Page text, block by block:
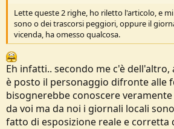
Lette queste 2 righe, ho riletto l'articolo, e
sono o dei trascorsi peggiori, oppure il
vicenda, ha omesso qualcosa.
Eh infatti.. secondo me c'è dell'altro,
è posto il personaggio difronte alle
bisognerebbe conoscere
da voi ma da noi i giornali locali
fatto di esposizione reale e corretta